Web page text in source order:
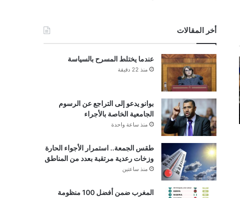
أخر المقالات
عندما يختلط المسرح بالسياسة
منذ 22 دقيقة
بوانو يدعو إلى التراجع عن الرسوم
الجامعية الخاصة بالأجراء
منذ ساعة واحدة
طقس الجمعة.. استمرار الأجواء الحارة
وزخات رعدية مرتقبة بعدد من المناطق
منذ ساعتين
المغرب ضمن أفضل 100 منظومة